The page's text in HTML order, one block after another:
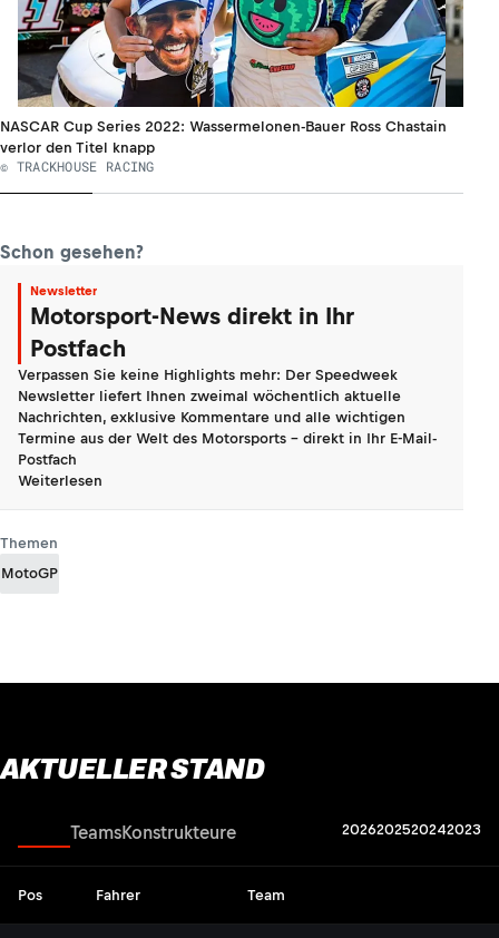
NASCAR Cup Series 2022: Wassermelonen-Bauer Ross Chastain
verlor den Titel knapp
© TRACKHOUSE RACING
Schon gesehen?
Newsletter
Motorsport-News direkt in Ihr
Postfach
Verpassen Sie keine Highlights mehr: Der Speedweek
Newsletter liefert Ihnen zweimal wöchentlich aktuelle
Nachrichten, exklusive Kommentare und alle wichtigen
Termine aus der Welt des Motorsports - direkt in Ihr E-Mail-
Postfach
Weiterlesen
Themen
MotoGP
AKTUELLER STAND
TeamsKonstrukteure 2026202520242023
Pos Fahrer Team